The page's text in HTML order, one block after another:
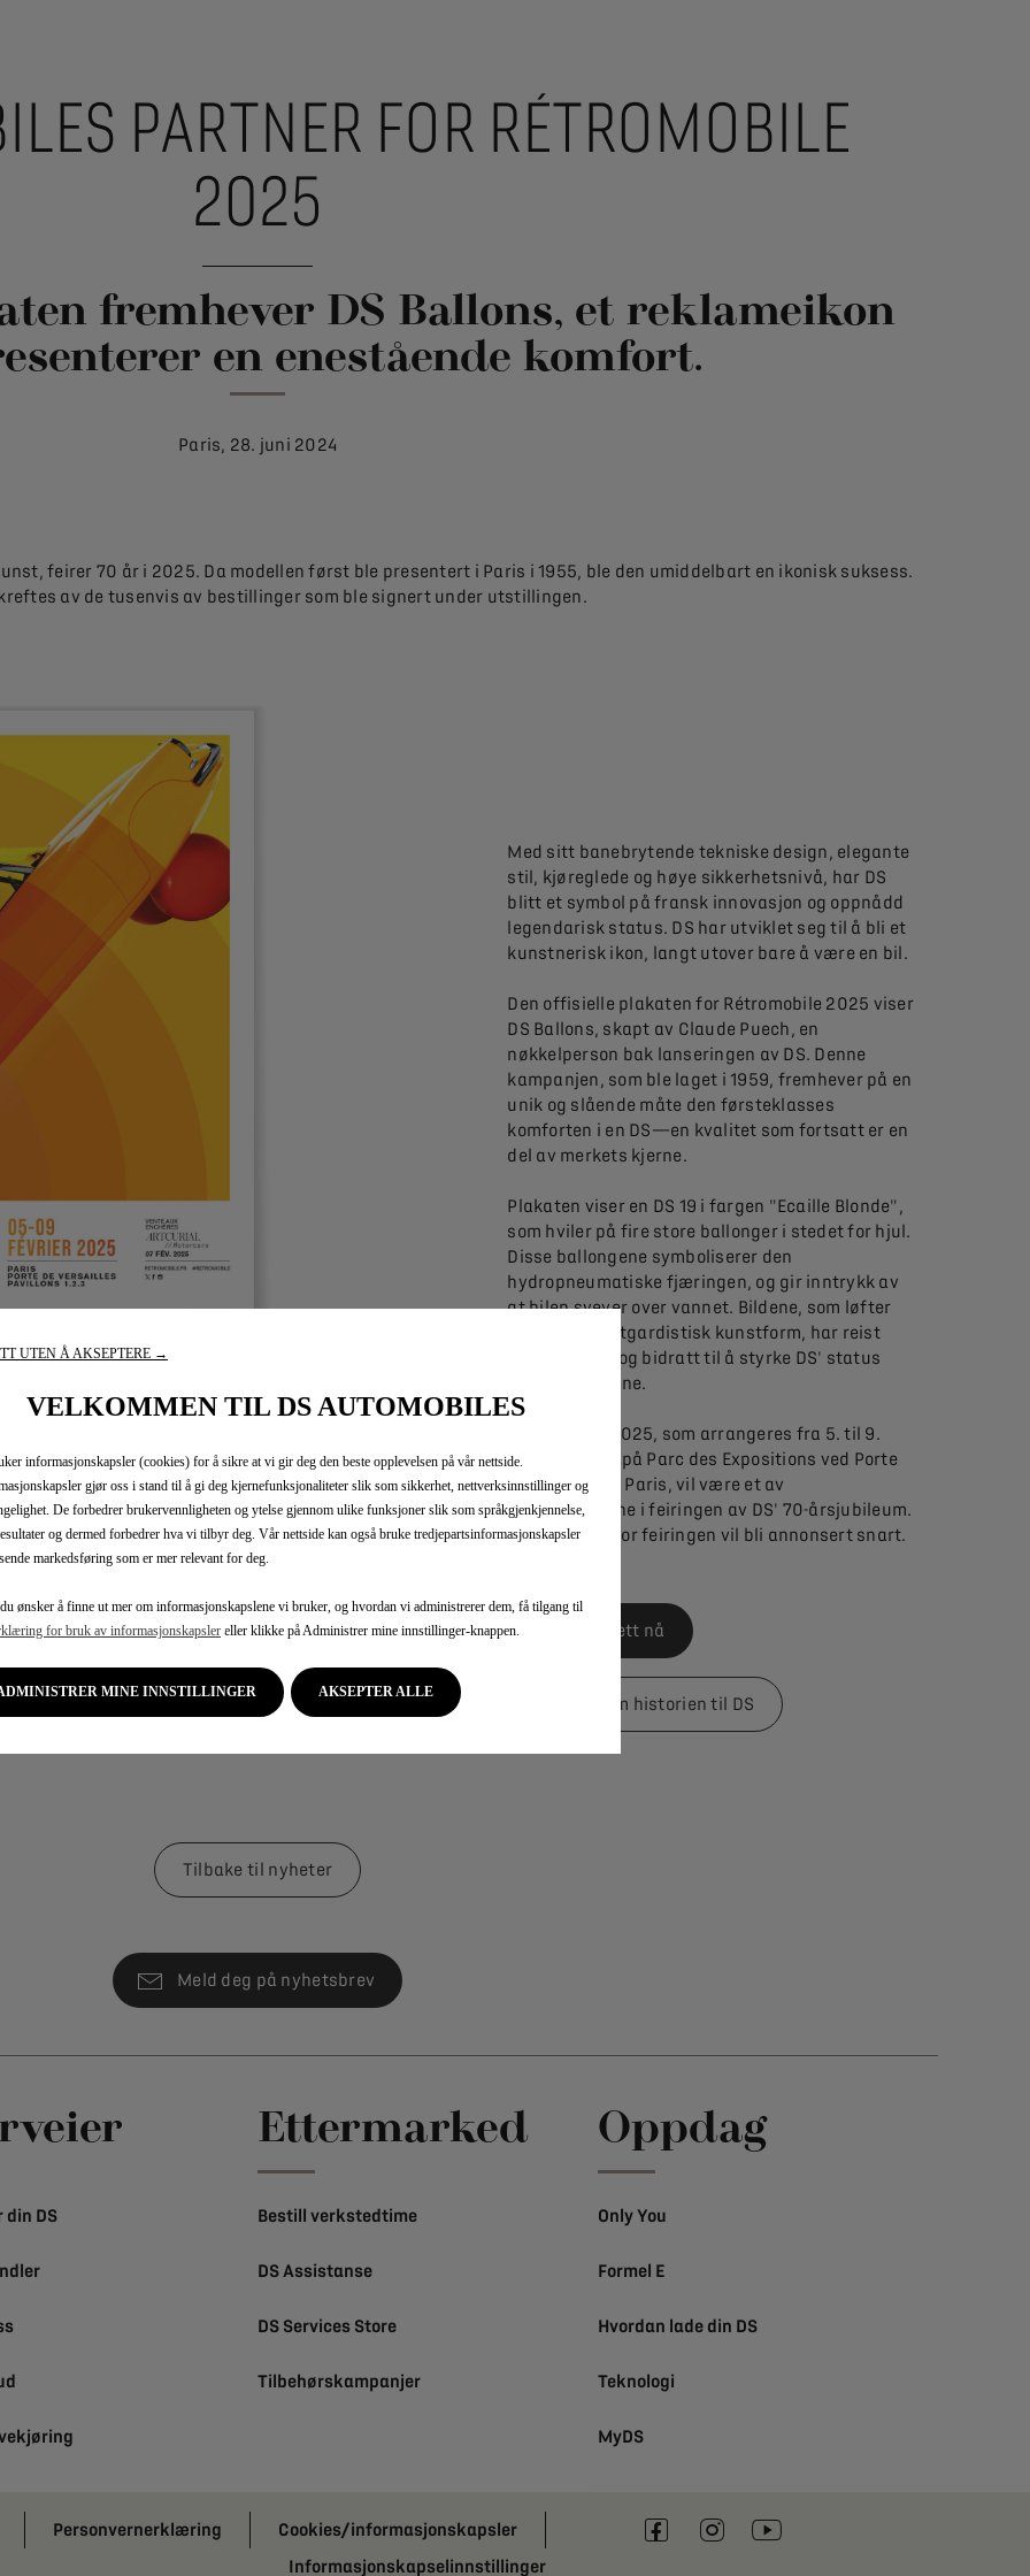
PARTNER FOR RÉTROMOBILE
2025
fremhever DS Ballons, et reklameikon
en enestående komfort.
Paris, 28. juni 2024
feirer 70 år i 2025. Da modellen først ble presentert i Paris i 1955, ble den umiddelbart en ikonisk suksess.
av de tusenvis av bestillinger som ble signert under utstillingen.
Med sitt banebrytende tekniske design, elegante
stil, kjøreglede og høye sikkerhetsnivå, har DS
blitt et symbol på fransk innovasjon og oppnådd
legendarisk status. DS har utviklet seg til å bli et
kunstnerisk ikon, langt utover bare å være en bil.
Den offisielle plakaten for Rétromobile 2025 viser
DS Ballons, skapt av Claude Puech, en
nøkkelperson bak lanseringen av DS. Denne
kampanjen, som ble laget i 1959, fremhever på en
unik og slående måte den førsteklasses
komforten i en DS—en kvalitet som fortsatt er en
del av merkets kjerne.
Plakaten viser en DS 19 i fargen "Ecaille Blonde",
som hviler på fire store ballonger i stedet for hjul.
Disse ballongene symboliserer den
hydropneumatiske fjæringen, og gir inntrykk av
at bilen svever over vannet. Bildene, som løfter
DS til en avantgardistisk kunstform, har reist
verden rundt og bidratt til å styrke DS' status
gjennom tiårene.
Rétromobile 2025, som arrangeres fra 5. til 9.
februar 2025 på Parc des Expositions ved Porte
de Versailles i Paris, vil være et av
høydepunktene i feiringen av DS' 70-årsjubileum.
Programmet for feiringen vil bli annonsert snart.
Bestill billett nå
Les mer om historien til DS
Tilbake til nyheter
Meld deg på nyhetsbrev
din DS
Ettermarked
Bestill verkstedtime
DS Assistanse
DS Services Store
Tilbehørskampanjer
Oppdag
Only You
Formel E
Hvordan lade din DS
Teknologi
MyDS
Personvernerklæring
Cookies/informasjonskapsler
Informasjonskapselinnstillinger
UTEN Å AKSEPTERE →
VELKOMMEN TIL DS AUTOMOBILES
informasjonskapsler (cookies) for å sikre at vi gir deg den beste opplevelsen på vår nettside.
gjør oss i stand til å gi deg kjernefunksjonaliteter slik som sikkerhet, nettverksinnstillinger og
De forbedrer brukervennligheten og ytelse gjennom ulike funksjoner slik som språkgjenkjennelse,
og dermed forbedrer hva vi tilbyr deg. Vår nettside kan også bruke tredjepartsinformasjonskapsler
markedsføring som er mer relevant for deg.
ønsker å finne ut mer om informasjonskapslene vi bruker, og hvordan vi administrerer dem, få tilgang til
for bruk av informasjonskapsler eller klikke på Administrer mine innstillinger-knappen.
ADMINISTRER MINE INNSTILLINGER AKSEPTER ALLE